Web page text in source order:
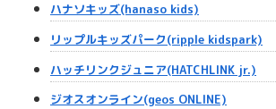
ハナソキッズ(hanaso kids)
リップルキッズパーク(ripple kidspark)
ハッチリンクジュニア(HATCHLINK jr.)
ジオスオンライン(geos ONLINE)